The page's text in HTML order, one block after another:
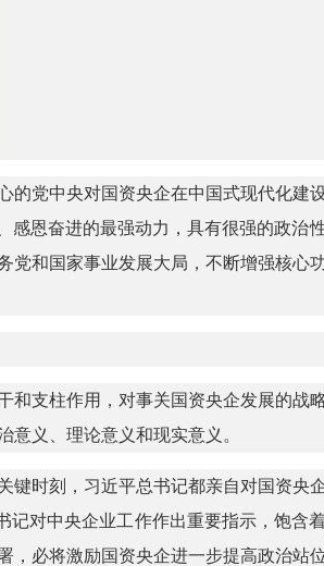
党中央对国资央企在中国式现代化建
恩奋进的最强动力，具有很强的政治
和国家事业发展大局，不断增强核心
支柱作用，对事关国资央企发展的战
义、理论意义和现实意义。
时刻，习近平总书记都亲自对国资央
对中央企业工作作出重要指示，饱含
必将激励国资央企进一步提高政治站